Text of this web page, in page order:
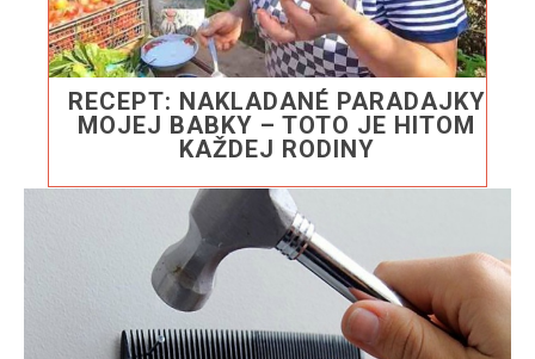
RECEPT: NAKLADANÉ PARADAJKY
MOJEJ BABKY – TOTO JE HITOM
KAŽDEJ RODINY